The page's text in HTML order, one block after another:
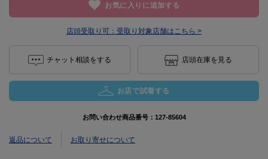
お気に入りに追加する
店頭受取り可： 受取り対象店舗はこちら >
チャット相談をする 店頭在庫を見る
お店で試着する
お問い合わせ商品番号： 127-85604
返品について お取り寄せについて